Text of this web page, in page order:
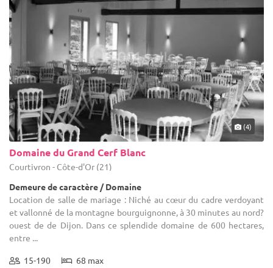
(4)
Domaine du Grand Cerf Blanc
Courtivron - Côte-d'Or (21)
Demeure de caractère / Domaine
Location de salle de mariage : Niché au cœur du cadre verdoyant
et vallonné de la montagne bourguignonne, à 30 minutes au nord?
ouest de de Dijon. Dans ce splendide domaine de 600 hectares,
entre ...
15-190 68 max